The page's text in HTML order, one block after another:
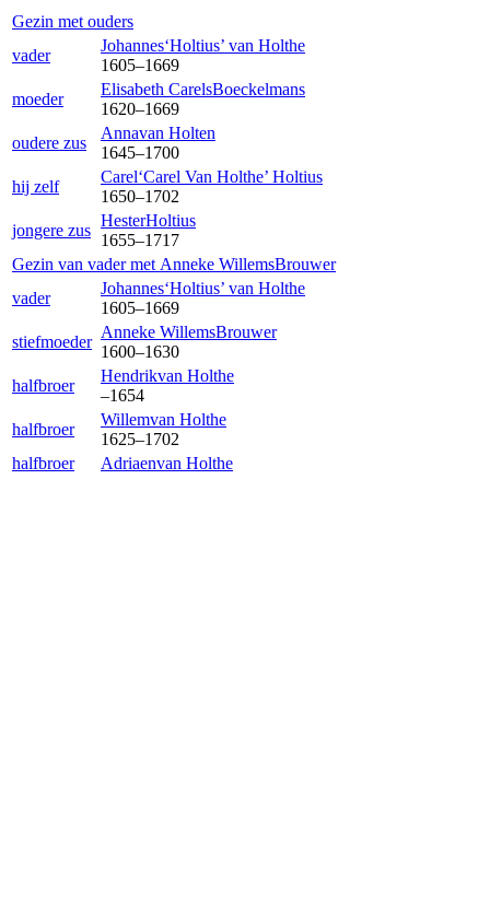
Gezin met ouders
vader
Johannes‘Holtius’ van Holthe
1605–1669
moeder
Elisabeth CarelsBoeckelmans
1620–1669
oudere zus
Annavan Holten
1645–1700
hij zelf
Carel‘Carel Van Holthe’ Holtius
1650–1702
jongere zus
HesterHoltius
1655–1717
Gezin van vader met Anneke WillemsBrouwer
vader
Johannes‘Holtius’ van Holthe
1605–1669
stiefmoeder
Anneke WillemsBrouwer
1600–1630
halfbroer
Hendrikvan Holthe
–1654
halfbroer
Willemvan Holthe
1625–1702
halfbroer
Adriaenvan Holthe